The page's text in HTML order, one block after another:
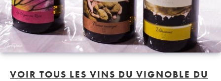
VOIR TOUS LES VINS DU VIGNOBLE DU